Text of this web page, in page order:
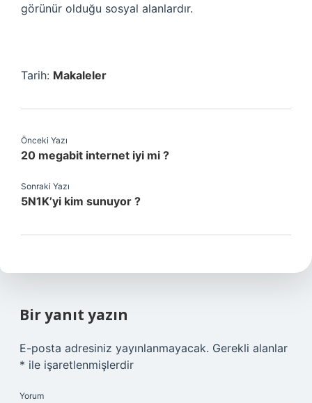
görünür olduğu sosyal alanlardır.
Tarih: Makaleler
Önceki Yazı
20 megabit internet iyi mi ?
Sonraki Yazı
5N1K’yi kim sunuyor ?
Bir yanıt yazın
E-posta adresiniz yayınlanmayacak. Gerekli alanlar
* ile işaretlenmişlerdir
Yorum